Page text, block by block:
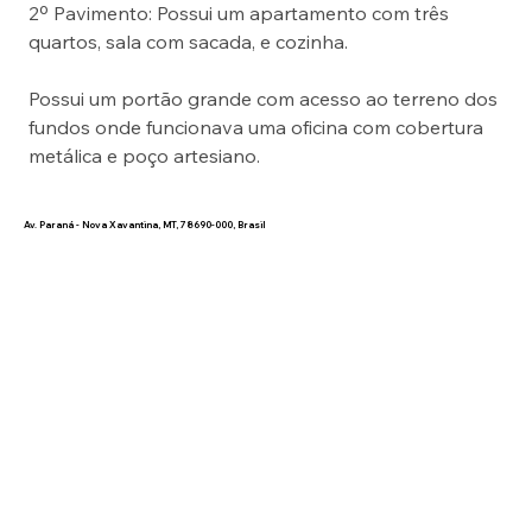
2º Pavimento: Possui um apartamento com três
quartos, sala com sacada, e cozinha.
Possui um portão grande com acesso ao terreno dos
fundos onde funcionava uma oficina com cobertura
metálica e poço artesiano.
Av. Paraná - Nova Xavantina, MT, 78690-000, Brasil